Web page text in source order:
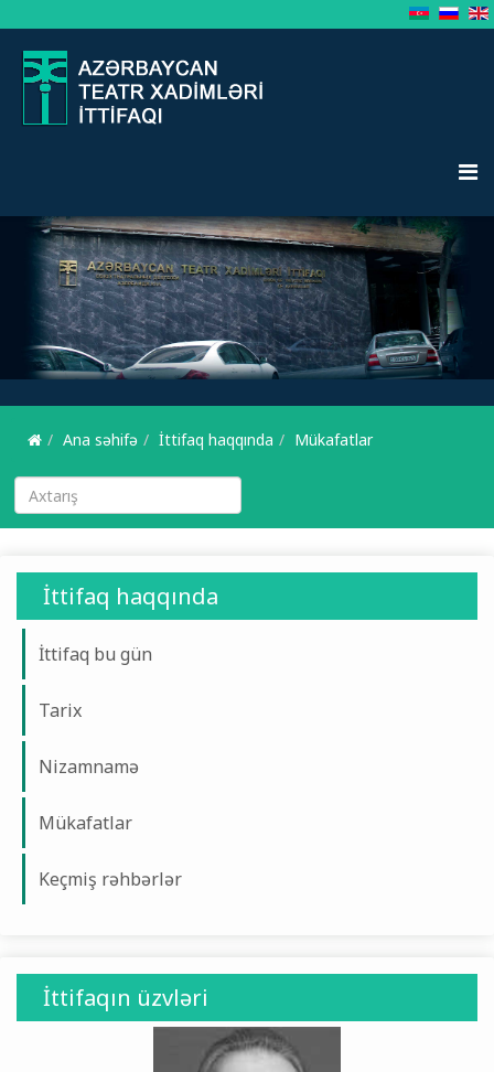
Ana səhifə İttifaq haqqında Mükafatlar
İttifaq haqqında
İttifaq bu gün
Tarix
Nizamnamə
Mükafatlar
Keçmiş rəhbərlər
İttifaqın üzvləri